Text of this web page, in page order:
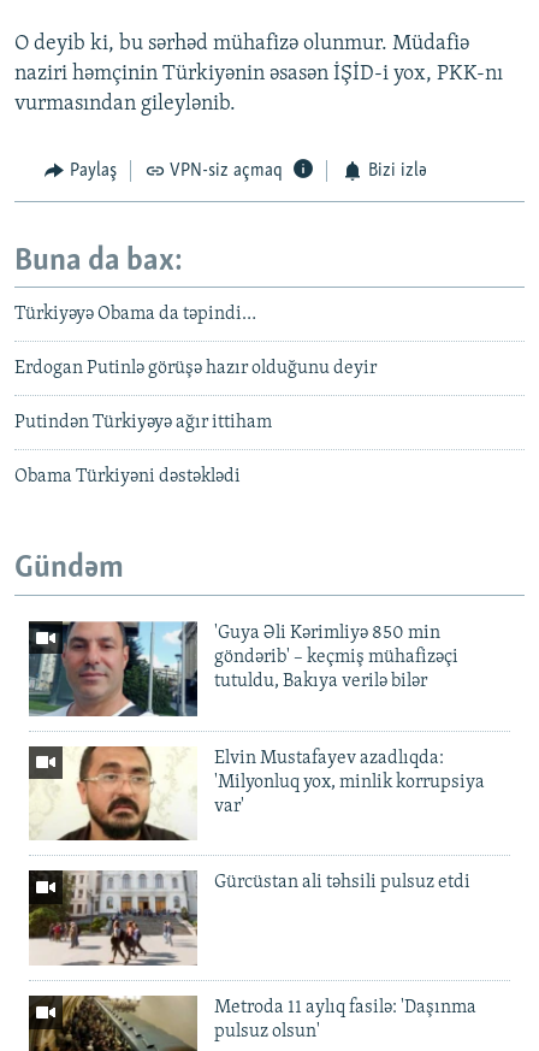
O deyib ki, bu sərhəd mühafizə olunmur. Müdafiə
naziri həmçinin Türkiyənin əsasən İŞİD-i yox, PKK-nı
vurmasından gileylənib.
Paylaş VPN-siz açmaq Bizi izlə
Buna da bax:
Türkiyəyə Obama da təpindi…
Erdogan Putinlə görüşə hazır olduğunu deyir
Putindən Türkiyəyə ağır ittiham
Obama Türkiyəni dəstəklədi
Gündəm
'Guya Əli Kərimliyə 850 min
göndərib' – keçmiş mühafizəçi
tutuldu, Bakıya verilə bilər
Elvin Mustafayev azadlıqda:
'Milyonluq yox, minlik korrupsiya
var'
Gürcüstan ali təhsili pulsuz etdi
Metroda 11 aylıq fasilə: 'Daşınma
pulsuz olsun'